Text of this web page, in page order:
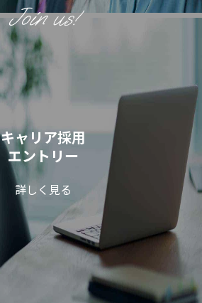
キャリア採用
エントリー
詳しく見る